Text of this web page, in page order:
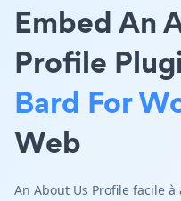
Embed An
Profile
Bard For
Web
An About Us Profile facile